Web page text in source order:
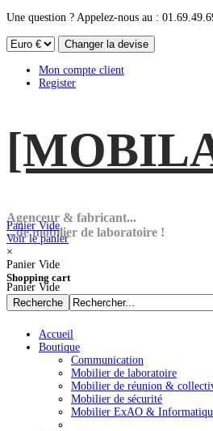
Une question ? Appelez-nous au :
Mon compte client
Register
[MOBI
Agenceur & fabricant...
...de mobilier de laboratoire !
Panier Vide
Voir le panier
×
Panier Vide
Shopping cart
Panier Vide
Accueil
Boutique
Communication
Mobilier de laboratoire
Mobilier de réunion &
Mobilier de sécurité
Mobilier ExAO &